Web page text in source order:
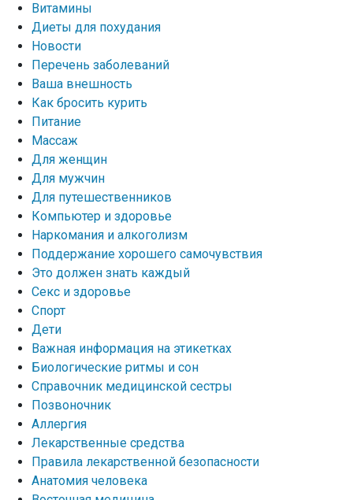
Витамины
Диеты для похудания
Новости
Перечень заболеваний
Ваша внешность
Как бросить курить
Питание
Массаж
Для женщин
Для мужчин
Для путешественников
Компьютер и здоровье
Наркомания и алкоголизм
Поддержание хорошего самочувствия
Это должен знать каждый
Секс и здоровье
Спорт
Дети
Важная информация на этикетках
Биологические ритмы и сон
Справочник медицинской сестры
Позвоночник
Аллергия
Лекарственные средства
Правила лекарственной безопасности
Aнатомия человека